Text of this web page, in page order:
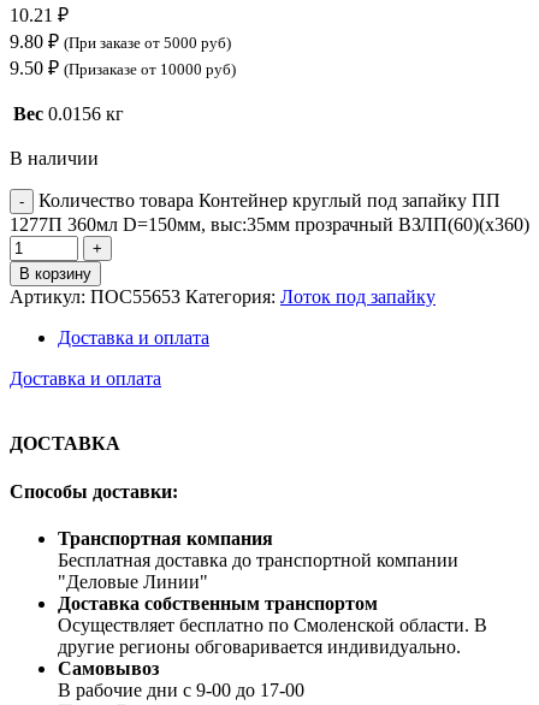
10.21 ₽
9.80 ₽ (При заказе от 5000 руб)
9.50 ₽ (Призаказе от 10000 руб)
Вес 0.0156 кг
В наличии
Количество товара Контейнер круглый под запайку ПП
1277П 360мл D=150мм, выс:35мм прозрачный ВЗЛП(60)(х360)
В корзину
Артикул: ПОС55653 Категория: Лоток под запайку
Доставка и оплата
Доставка и оплата
ДОСТАВКА
Способы доставки:
Транспортная компания
Бесплатная доставка до транспортной компании
"Деловые Линии"
Доставка собственным транспортом
Осуществляет бесплатно по Смоленской области. В
другие регионы обговаривается индивидуально.
Самовывоз
В рабочие дни с 9-00 до 17-00